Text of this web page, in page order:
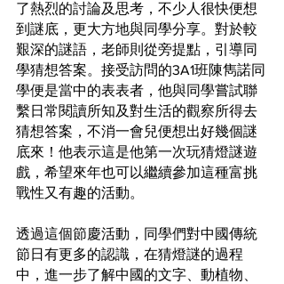
了熱烈的討論及思考，不少人很快便想
到謎底，更大方地與同學分享。對於較
艱深的謎語，老師則從旁提點，引導同
學猜想答案。接受訪問的3A1班陳雋諾同
學便是當中的表表者，他與同學嘗試聯
繫日常閱讀所知及對生活的觀察所得去
猜想答案，不消一會兒便想出好幾個謎
底來！他表示這是他第一次玩猜燈謎遊
戲，希望來年也可以繼續參加這種富挑
戰性又有趣的活動。
透過這個節慶活動，同學們對中國傳統
節日有更多的認識，在猜燈謎的過程
中，進一步了解中國的文字、動植物、